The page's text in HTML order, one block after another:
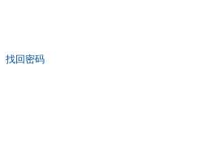
找回密码